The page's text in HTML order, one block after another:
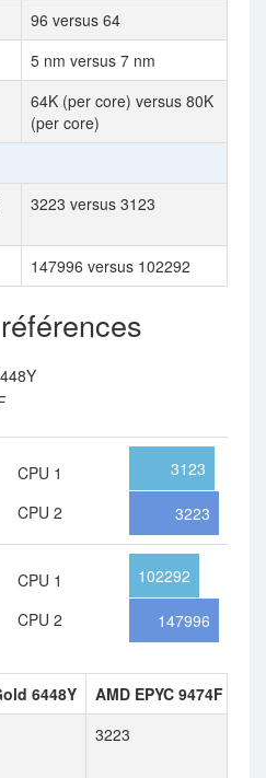
96 versus 64
5 nm versus 7 nm
64K (per core) versus 80K
(per core)
3223 versus 3123
147996 versus 102292
CPU 1
CPU 2
3123
3223
CPU 1
CPU 2
102292
147996
6448Y
AMD EPYC 9474F
3223